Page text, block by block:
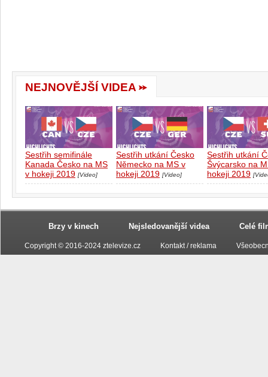
NEJNOVĚJŠÍ VIDEA
Sestřih semifinále
Kanada Česko na MS
v hokeji 2019 [Video]
Sestřih utkání Česko
Německo na MS v
hokeji 2019 [Video]
Sestřih utkání
Švýcarsko na
hokeji 2019
Brzy v kinech Nejsledovanější videa Celé
Copyright © 2016-2024 ztelevize.cz Kontakt / reklama